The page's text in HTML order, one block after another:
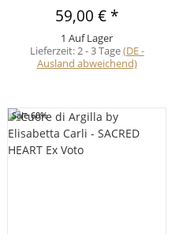
59,00 € *
1 Auf Lager
Lieferzeit:2 - 3 Tage(DE -
Ausland abweichend)
Sale 60%